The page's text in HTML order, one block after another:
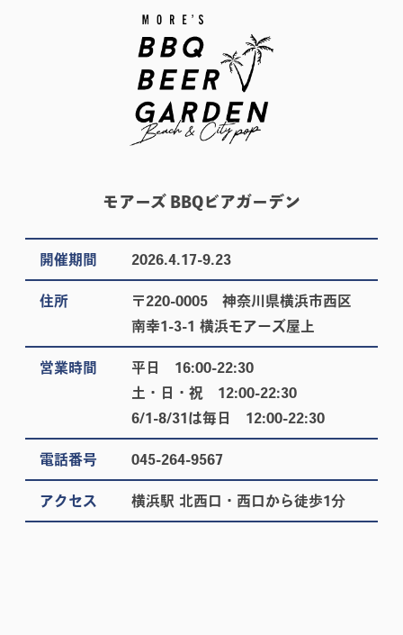
モアーズ BBQビアガーデン
開催期間 2026.4.17-9.23
住所
〒220-0005 神奈川県横浜市西区
南幸1-3-1 横浜モアーズ屋上
営業時間
平日 16:00-22:30
土・日・祝 12:00-22:30
6/1-8/31は毎日 12:00-22:30
電話番号 045-264-9567
アクセス 横浜駅 北西口・西口から徒歩1分